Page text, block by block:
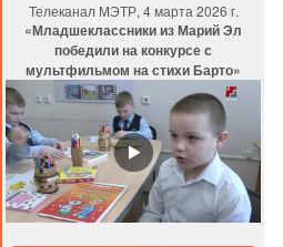
Телеканал МЭТР, 4 марта 2026 г.
«Младшеклассники из Марий Эл
победили на конкурсе с
мультфильмом на стихи Барто»